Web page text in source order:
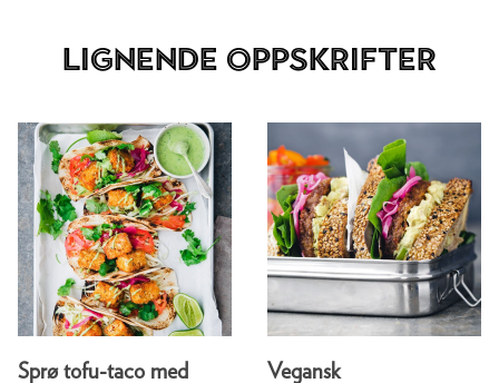
Lignende oppskrifter
Sprø tofu-taco med
Vegansk